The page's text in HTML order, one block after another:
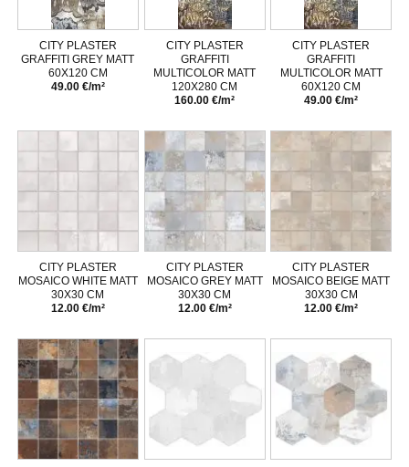
CITY PLASTER
GRAFFITI GREY MATT
60X120 CM
49.00 €/m²
CITY PLASTER
GRAFFITI
MULTICOLOR MATT
120X280 CM
160.00 €/m²
CITY PLASTER
GRAFFITI
MULTICOLOR MATT
60X120 CM
49.00 €/m²
CITY PLASTER
MOSAICO WHITE MATT
30X30 CM
12.00 €/m²
CITY PLASTER
MOSAICO GREY MATT
30X30 CM
12.00 €/m²
CITY PLASTER
MOSAICO BEIGE MATT
30X30 CM
12.00 €/m²